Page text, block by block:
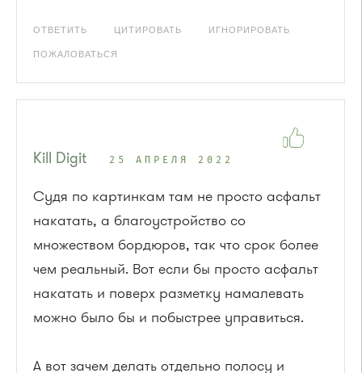
ОТВЕТИТЬ ЦИТИРОВАТЬ ИГНОРИРОВАТЬ
ПОЖАЛОВАТЬСЯ
Kill Digit 25 АПРЕЛЯ 2022
Судя по картинкам там не просто асфальт
накатать, а благоустройство со
множеством бордюров, так что срок более
чем реальный. Вот если бы просто асфальт
накатать и поверх разметку намалевать
можно было бы и побыстрее управиться.
А вот зачем делать отдельно полосу и